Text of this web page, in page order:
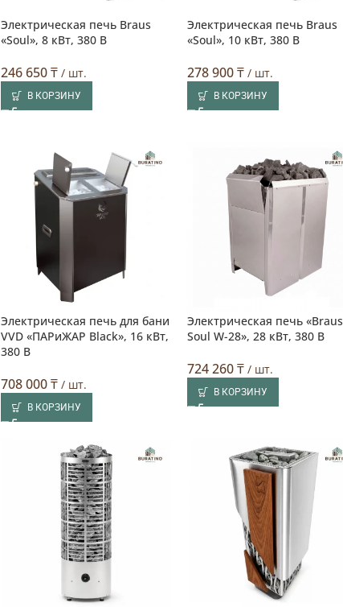
Электрическая печь Braus
«Soul», 8 кВт, 380 В
246 650₸ / шт.
В КОРЗИНУ
Электрическая печь Braus
«Soul», 10 кВт, 380 В
278 900₸ / шт.
В КОРЗИНУ
Электрическая печь для бани
VVD «ПАРиЖАР Black», 16 кВт,
380 В
708 000₸ / шт.
В КОРЗИНУ
Электрическая печь «Braus
Soul W-28», 28 кВт, 380 В
724 260₸ / шт.
В КОРЗИНУ